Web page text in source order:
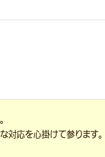
対応を心掛けて参ります。